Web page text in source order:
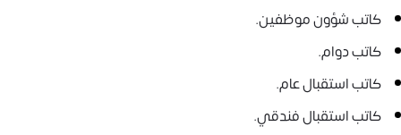
كاتب شؤون موظفين.
كاتب دوام.
كاتب استقبال عام.
كاتب استقبال فندقي.